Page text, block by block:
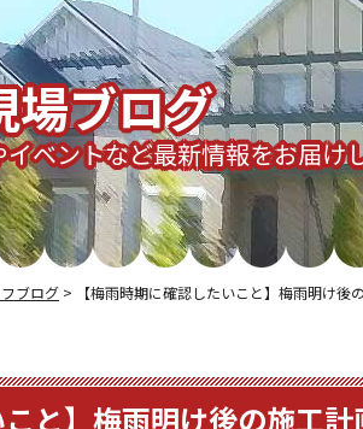
場ブログ
ベントなど最新情報をお届け
ブログ > 【梅雨時期に確認したいこと】梅雨明け後
こと】梅雨明け後の施工